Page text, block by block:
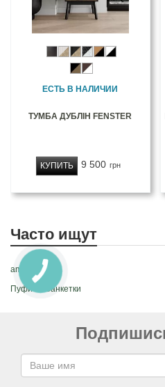
ЕСТЬ В НАЛИЧИИ
ТУМБА ДУБЛІН FENSTER
9 500 грн
КУПИТЬ
Часто ищут
amsterdam
Пуфи ти банкетки